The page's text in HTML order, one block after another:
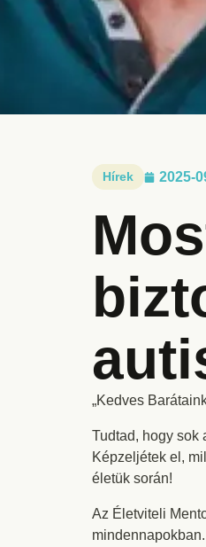
Hírek 2025-
„Kedves
Tudtad, hogy sok
Képzeljétek el,
életük során!
Az Életviteli